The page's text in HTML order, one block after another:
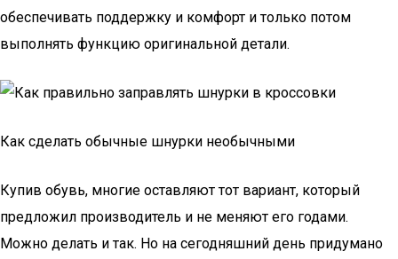
обеспечивать поддержку и комфорт и только потом
выполнять функцию оригинальной детали.
Как сделать обычные шнурки необычными
Купив обувь, многие оставляют тот вариант, который
предложил производитель и не меняют его годами.
Можно делать и так. Но на сегодняшний день придумано